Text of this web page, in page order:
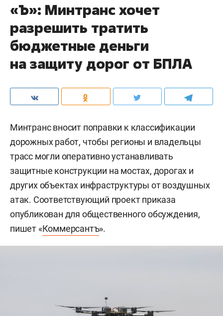
«Ъ»: Минтранс хочет
разрешить тратить
бюджетные деньги
на защиту дорог от БПЛА
Минтранс вносит поправки к классификации
дорожных работ, чтобы регионы и владельцы
трасс могли оперативно устанавливать
защитные конструкции на мостах, дорогах и
других объектах инфраструктуры от воздушных
атак. Соответствующий проект приказа
опубликован для общественного обсуждения,
пишет «Коммерсантъ».